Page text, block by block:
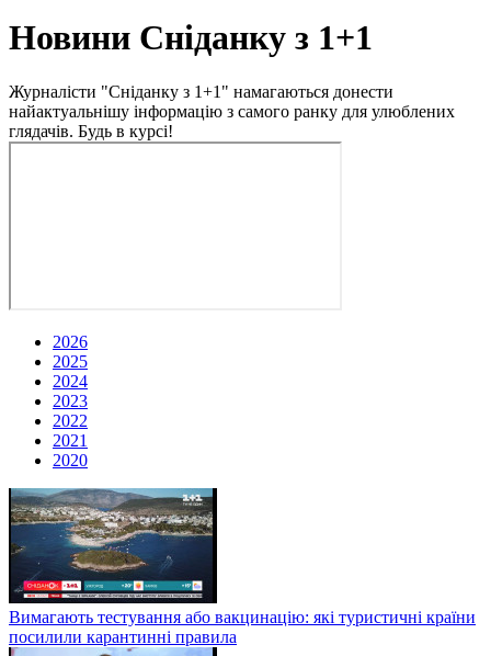
Новини Сніданку з 1+1
Журналісти "Сніданку з 1+1" намагаються донести
найактуальнішу інформацію з самого ранку для улюблених
глядачів. Будь в курсі!
2026
2025
2024
2023
2022
2021
2020
Вимагають тестування або вакцинацію: які туристичні країни
посилили карантинні правила